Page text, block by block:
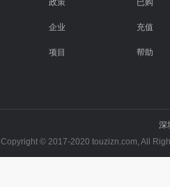
企业
项目
充值
帮助
深
Copyright © 2017-2020 touzizn.com, All